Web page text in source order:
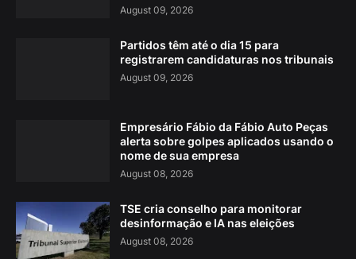
August 09, 2026
Partidos têm até o dia 15 para
registrarem candidaturas nos tribunais
August 09, 2026
Empresário Fábio da Fábio Auto Peças
alerta sobre golpes aplicados usando o
nome de sua empresa
August 08, 2026
TSE cria conselho para monitorar
desinformação e IA nas eleições
August 08, 2026